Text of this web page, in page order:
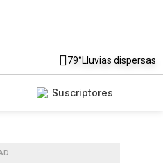
79°Lluvias dispersas
Suscriptores